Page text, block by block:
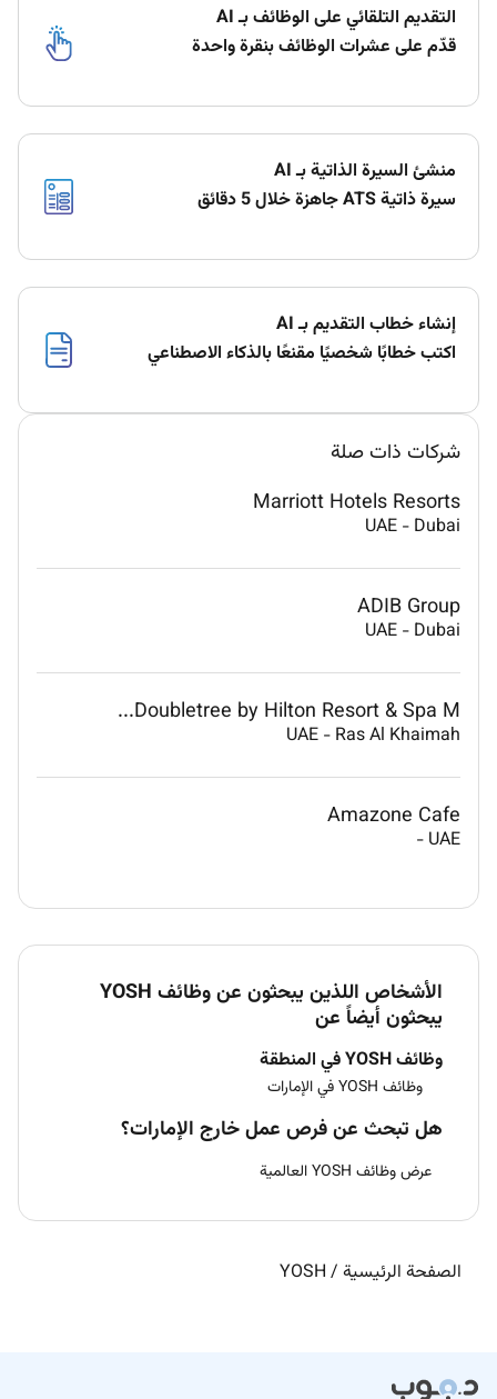
التقديم التلقائي على الوظائف بـ AI
قدّم على عشرات الوظائف بنقرة واحدة
منشئ السيرة الذاتية بـ AI
سيرة ذاتية ATS جاهزة خلال 5 دقائق
إنشاء خطاب التقديم بـ AI
اكتب خطابًا شخصيًا مقنعًا بالذكاء الاصطناعي
شركات ذات صلة
Marriott Hotels Resorts
UAE - Dubai
ADIB Group
UAE - Dubai
Doubletree by Hilton Resort & Spa M...
UAE - Ras Al Khaimah
Amazone Cafe
UAE
-
الأشخاص اللذين يبحثون عن وظائف YOSH
يبحثون أيضاً عن
وظائف YOSH في المنطقة
وظائف YOSH في الإمارات
هل تبحث عن فرص عمل خارج الإمارات؟
عرض وظائف YOSH العالمية
الصفحة الرئيسية /
YOSH